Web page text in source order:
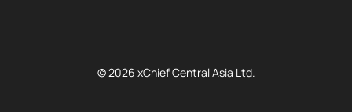
© 2026 xChief Central Asia Ltd.